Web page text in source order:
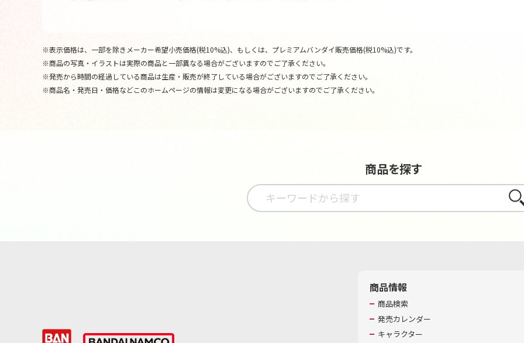
※表示価格は、一部を除きメーカー希望小売価格(税10%込)、もしくは、プレミアムバンダイ販売価格(税10%込)です。
※商品の写真・イラストは実際の商品と一部異なる場合がございますのでご了承ください。
※発売から時間の経過している商品は生産・販売が終了している場合がございますのでご了承ください。
※商品名・発売日・価格などこのホームページの情報は変更になる場合がございますのでご了承ください。
商品を探す
さが
商品情報
商品検索
発売カレンダー
キャラクター